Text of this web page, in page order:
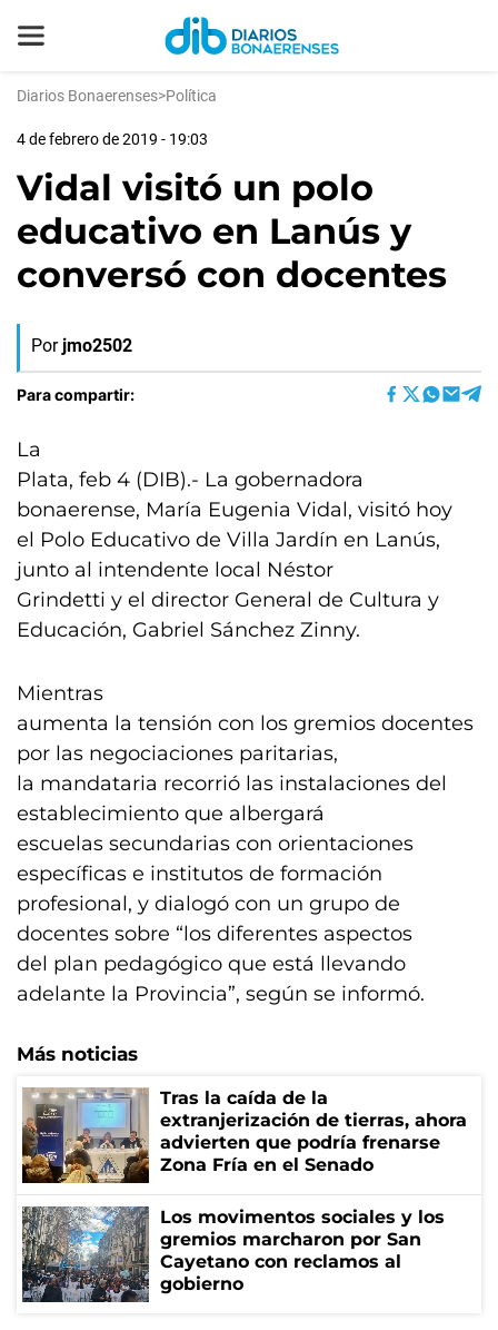
Diarios Bonaerenses>Política
4 de febrero de 2019 - 19:03
Vidal visitó un polo
educativo en Lanús y
conversó con docentes
Por jmo2502
Para compartir:
La
Plata, feb 4 (DIB).- La gobernadora
bonaerense, María Eugenia Vidal, visitó hoy
el Polo Educativo de Villa Jardín en Lanús,
junto al intendente local Néstor
Grindetti y el director General de Cultura y
Educación, Gabriel Sánchez Zinny.
Mientras
aumenta la tensión con los gremios docentes
por las negociaciones paritarias,
la mandataria recorrió las instalaciones del
establecimiento que albergará
escuelas secundarias con orientaciones
específicas e institutos de formación
profesional, y dialogó con un grupo de
docentes sobre “los diferentes aspectos
del plan pedagógico que está llevando
adelante la Provincia”, según se informó.
Más noticias
Tras la caída de la
extranjerización de tierras, ahora
advierten que podría frenarse
Zona Fría en el Senado
Los movimentos sociales y los
gremios marcharon por San
Cayetano con reclamos al
gobierno